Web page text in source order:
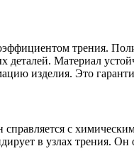
трения.
Материал
изделия. Это
с
в узлах трения.